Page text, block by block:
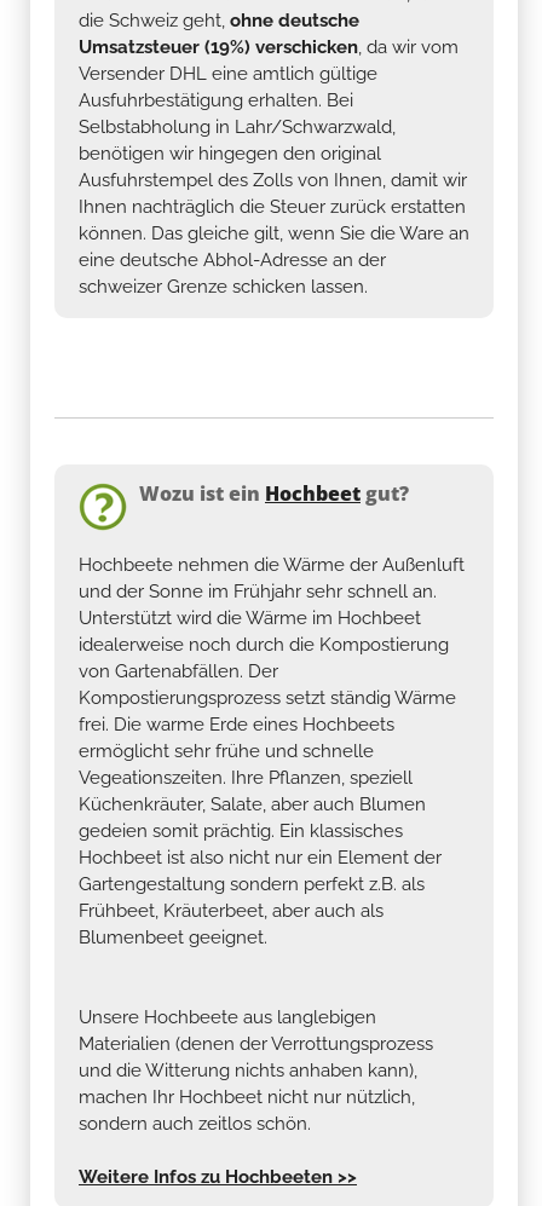
die Schweiz geht, ohne deutsche
Umsatzsteuer (19%) verschicken, da wir vom
Versender DHL eine amtlich gültige
Ausfuhrbestätigung erhalten. Bei
Selbstabholung in Lahr/Schwarzwald,
benötigen wir hingegen den original
Ausfuhrstempel des Zolls von Ihnen, damit wir
Ihnen nachträglich die Steuer zurück erstatten
können. Das gleiche gilt, wenn Sie die Ware an
eine deutsche Abhol-Adresse an der
schweizer Grenze schicken lassen.
Wozu ist ein Hochbeet gut?
Hochbeete nehmen die Wärme der Außenluft
und der Sonne im Frühjahr sehr schnell an.
Unterstützt wird die Wärme im Hochbeet
idealerweise noch durch die Kompostierung
von Gartenabfällen. Der
Kompostierungsprozess setzt ständig Wärme
frei. Die warme Erde eines Hochbeets
ermöglicht sehr frühe und schnelle
Vegeationszeiten. Ihre Pflanzen, speziell
Küchenkräuter, Salate, aber auch Blumen
gedeien somit prächtig. Ein klassisches
Hochbeet ist also nicht nur ein Element der
Gartengestaltung sondern perfekt z.B. als
Frühbeet, Kräuterbeet, aber auch als
Blumenbeet geeignet.
Unsere Hochbeete aus langlebigen
Materialien (denen der Verrottungsprozess
und die Witterung nichts anhaben kann),
machen Ihr Hochbeet nicht nur nützlich,
sondern auch zeitlos schön.
Weitere Infos zu Hochbeeten >>